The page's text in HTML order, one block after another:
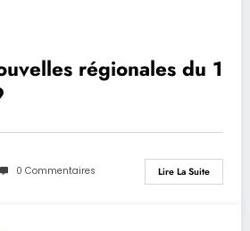
régionales du 1
0 Commentaires Lire La Suite